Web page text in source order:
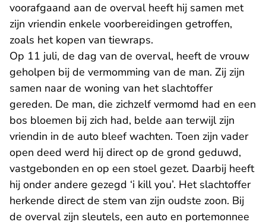
voorafgaand aan de overval heeft hij samen met
zijn vriendin enkele voorbereidingen getroffen,
zoals het kopen van tiewraps.
Op 11 juli, de dag van de overval, heeft de vrouw
geholpen bij de vermomming van de man. Zij zijn
samen naar de woning van het slachtoffer
gereden. De man, die zichzelf vermomd had en een
bos bloemen bij zich had, belde aan terwijl zijn
vriendin in de auto bleef wachten. Toen zijn vader
open deed werd hij direct op de grond geduwd,
vastgebonden en op een stoel gezet. Daarbij heeft
hij onder andere gezegd ‘i kill you’. Het slachtoffer
herkende direct de stem van zijn oudste zoon. Bij
de overval zijn sleutels, een auto en portemonnee